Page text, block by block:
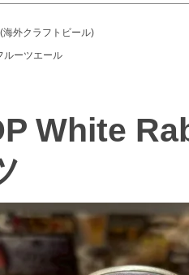
外クラフトビール)
ルーツエール
White